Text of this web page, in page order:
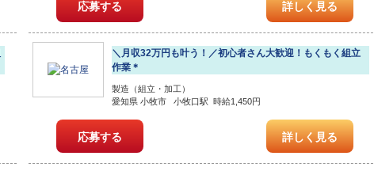
応募する 詳しく見る
＼月収32万円も叶う！／初心者さん大歓迎！もくもく組立
作業＊
製造（組立・加工）
愛知県 小牧市 小牧口駅 時給1,450円
応募する 詳しく見る